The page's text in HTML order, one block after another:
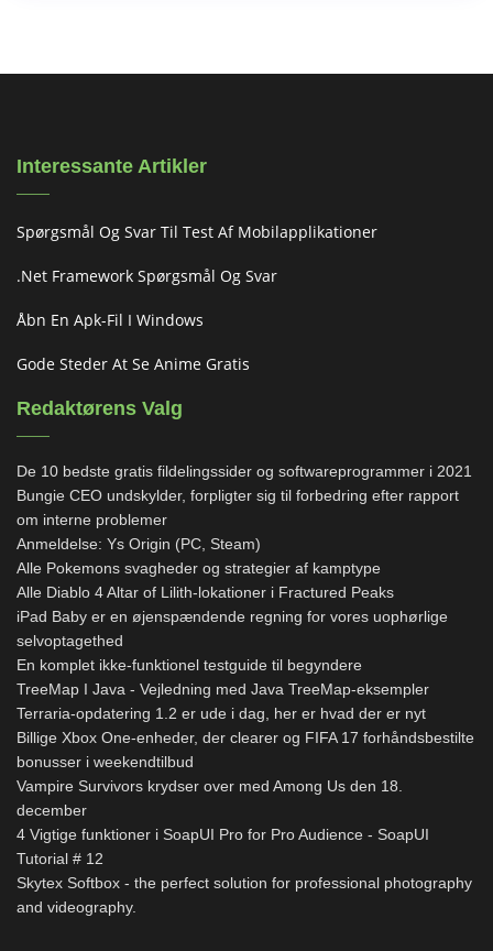
Interessante Artikler
Spørgsmål Og Svar Til Test Af Mobilapplikationer
.net Framework Spørgsmål Og Svar
Åbn En Apk-Fil I Windows
Gode Steder At Se Anime Gratis
Redaktørens Valg
De 10 bedste gratis fildelingssider og softwareprogrammer i 2021
Bungie CEO undskylder, forpligter sig til forbedring efter rapport
om interne problemer
Anmeldelse: Ys Origin (PC, Steam)
Alle Pokemons svagheder og strategier af kamptype
Alle Diablo 4 Altar of Lilith-lokationer i Fractured Peaks
iPad Baby er en øjenspændende regning for vores uophørlige
selvoptagethed
En komplet ikke-funktionel testguide til begyndere
TreeMap I Java - Vejledning med Java TreeMap-eksempler
Terraria-opdatering 1.2 er ude i dag, her er hvad der er nyt
Billige Xbox One-enheder, der clearer og FIFA 17 forhåndsbestilte
bonusser i weekendtilbud
Vampire Survivors krydser over med Among Us den 18.
december
4 Vigtige funktioner i SoapUI Pro for Pro Audience - SoapUI
Tutorial # 12
Skytex Softbox - the perfect solution for professional photography
and videography.